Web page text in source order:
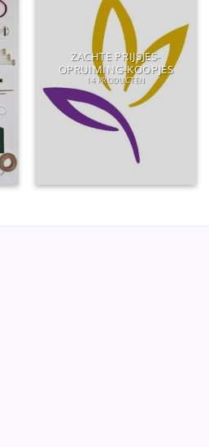
ZACHTE PRIJSJES-
OPRUIMING-KOOPJES
14 PRODUCTEN